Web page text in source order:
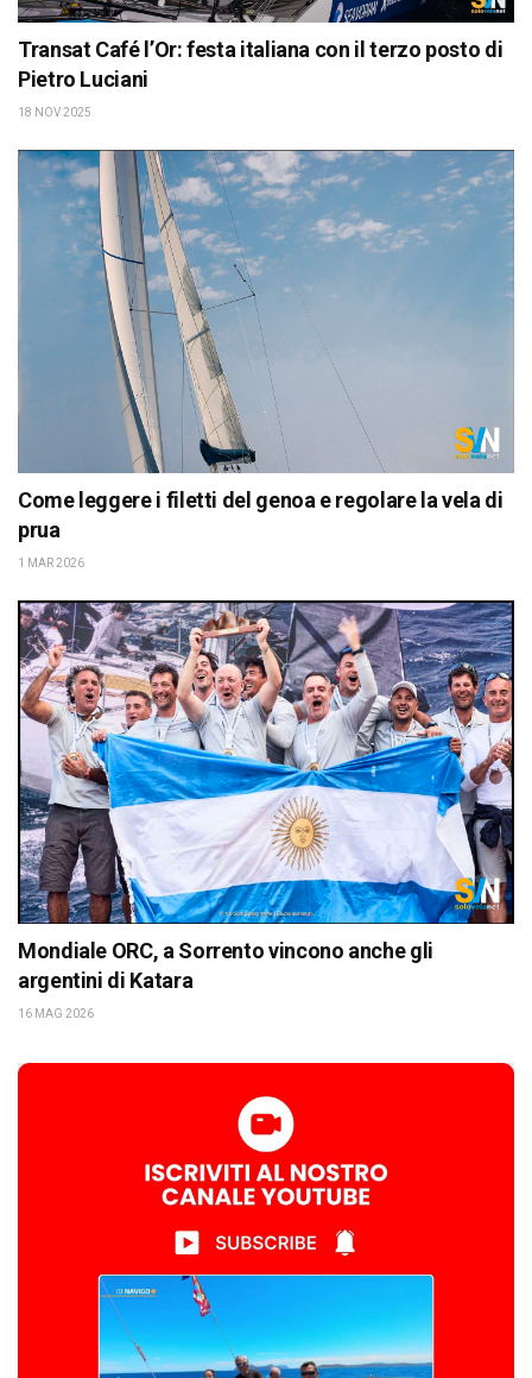
Transat Café l’Or: festa italiana con il terzo posto di
Pietro Luciani
18 NOV 2025
Come leggere i filetti del genoa e regolare la vela di
prua
1 MAR 2026
Mondiale ORC, a Sorrento vincono anche gli
argentini di Katara
16 MAG 2026